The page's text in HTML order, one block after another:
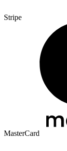
Stripe
MasterCard